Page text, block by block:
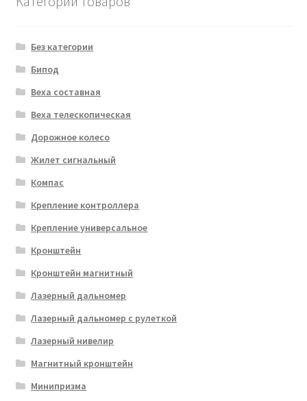
Без категории
Бипод
Веха составная
Веха телескопическая
Дорожное колесо
Жилет сигнальный
Компас
Крепление контроллера
Крепление универсальное
Кронштейн
Кронштейн магнитный
Лазерный дальномер
Лазерный дальномер с рулеткой
Лазерный нивелир
Магнитный кронштейн
Минипризма